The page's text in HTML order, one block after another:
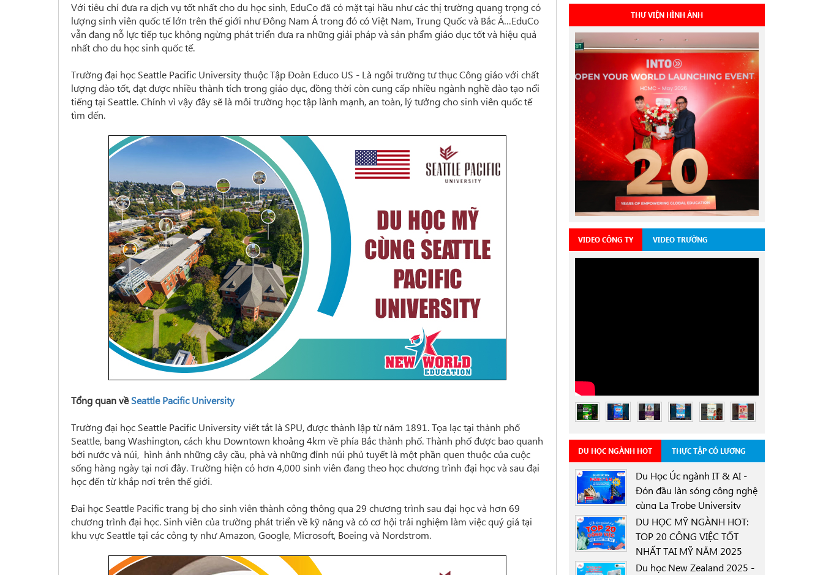
Với tiêu chí đưa ra dịch vụ tốt nhất cho du học sinh, EduCo đã có mặt tại hầu như các thị trường quang trọng có
lượng sinh viên quốc tế lớn trên thế giới như Đông Nam Á trong đó có Việt Nam, Trung Quốc và Bắc Á…EduCo
vẫn đang nỗ lực tiếp tục không ngừng phát triển đưa ra những giải pháp và sản phẩm giáo dục tốt và hiệu quả
nhất cho du học sinh quốc tế.
Trường đại học Seattle Pacific University thuộc Tập Đoàn Educo US - Là ngôi trường tư thục Công giáo với chất
lượng đào tốt, đạt được nhiều thành tích trong giáo dục, đồng thời còn cung cấp nhiều ngành nghề đào tạo nổi
tiếng tại Seattle. Chính vì vậy đây sẽ là môi trường học tập lành mạnh, an toàn, lý tưởng cho sinh viên quốc tế
tìm đến.
Tổng quan vềSeattle Pacific University
Trường đại học Seattle Pacific University viết tắt là SPU, được thành lập từ năm 1891. Tọa lạc tại thành phố
Seattle, bang Washington, cách khu Downtown khoảng 4km về phía Bắc thành phố. Thành phố được bao quanh
bởi nước và núi, hình ảnh những cây cầu, phà và những đỉnh núi phủ tuyết là một phần quen thuộc của cuộc
sống hàng ngày tại nơi đây. Trường hiện có hơn 4,000 sinh viên đang theo học chương trình đại học và sau đại
học đến từ khắp nơi trên thế giới.
Đai học Seattle Pacific trang bị cho sinh viên thành công thông qua 29 chương trình sau đại học và hơn 69
chương trình đại học. Sinh viên của trường phát triển về kỹ năng và có cơ hội trải nghiệm làm việc quý giá tại
khu vực Seattle tại các công ty như Amazon, Google, Microsoft, Boeing và Nordstrom.
THƯ VIỆN HÌNH ẢNH
VIDEO CÔNG TY VIDEO TRƯỜNG
DU HỌC NGÀNH HOT THỰC TẬP CÓ LƯƠNG
Du Học Úc ngành IT & AI -
Đón đầu làn sóng công nghệ
cùng La Trobe University
Sydney Campus với học
bổng 30%
0000-00-00
DU HỌC MỸ NGÀNH HOT:
TOP 20 CÔNG VIỆC TỐT
NHẤT TẠI MỸ NĂM 2025
Du học New Zealand 2025 -